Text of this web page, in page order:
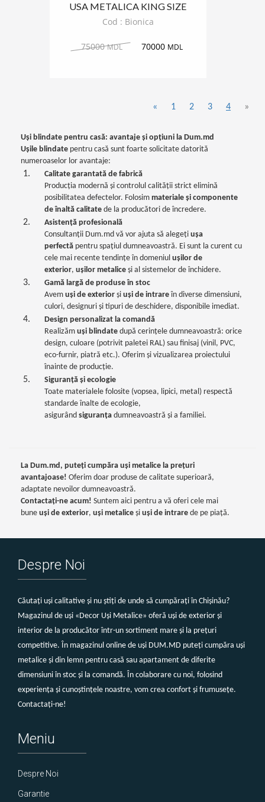
USA METALICA KING SIZE
BIONICA 1200
Cod : Bionica
75000MDL 70000 MDL
« 1 2 3 4 »
Uși blindate pentru casă: avantaje și opțiuni la Dum.md
Ușile blindate pentru casă sunt foarte solicitate datorită
numeroaselor lor avantaje:
Calitate garantată de fabrică
Producția modernă și controlul calității strict elimină
posibilitatea defectelor. Folosim materiale și componente
de înaltă calitate de la producători de încredere.
Asistență profesională
Consultanții Dum.md vă vor ajuta să alegeți ușa
perfectă pentru spațiul dumneavoastră. Ei sunt la curent cu
cele mai recente tendințe în domeniul ușilor de
exterior, ușilor metalice și al sistemelor de închidere.
Gamă largă de produse în stoc
Avem uși de exterior și uși de intrareîn diverse dimensiuni,
culori, designuri și tipuri de deschidere, disponibile imediat.
Design personalizat la comandă
Realizăm uși blindate după cerințele dumneavoastră: orice
design, culoare (potrivit paletei RAL) sau finisaj (vinil, PVC,
eco-furnir, piatră etc.). Oferim și vizualizarea proiectului
înainte de producție.
Siguranță și ecologie
Toate materialele folosite (vopsea, lipici, metal) respectă
standarde înalte de ecologie,
asigurând siguranța dumneavoastră și a familiei.
La Dum.md, puteți cumpăra uși metalice la prețuri
avantajoase! Oferim doar produse de calitate superioară,
adaptate nevoilor dumneavoastră.
Contactați-ne acum! Suntem aici pentru a vă oferi cele mai
bune uși de exterior, uși metalice și uși de intrare de pe piață.
Despre Noi
Căutați uși calitative și nu știți de unde să cumpărați în Chișinău?
Magazinul de uși «Decor Uși Metalice» oferă uși de exterior și
interior de la producător într-un sortiment mare și la prețuri
competitive. În magazinul online de uși DUM.MD puteți cumpăra uși
metalice și din lemn pentru casă sau apartament de diferite
dimensiuni în stoc și la comandă. În colaborare cu noi, folosind
experiența și cunoștințele noastre, vom crea confort și frumusețe.
Contactați-ne!
Meniu
Despre Noi
Garantie